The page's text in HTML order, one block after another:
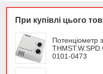
При купівлі цього
Потенціометр
0101-0473